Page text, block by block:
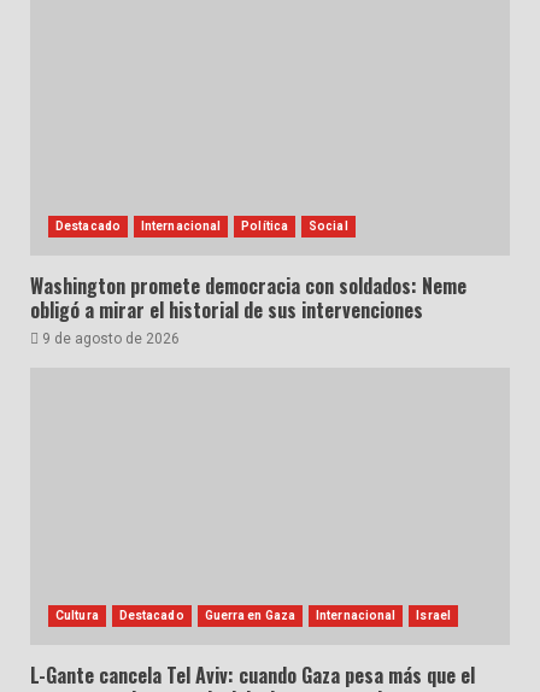
Destacado Internacional Política Social
Washington promete democracia con soldados: Neme
obligó a mirar el historial de sus intervenciones
9 de agosto de 2026
Cultura Destacado Guerra en Gaza Internacional Israel
L-Gante cancela Tel Aviv: cuando Gaza pesa más que el